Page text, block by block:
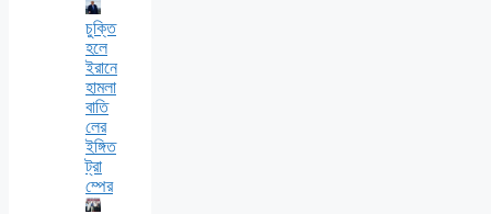
চুক্তি
হলে
ইরানে
হামলা
বাতি
লের
ইঙ্গিত
ট্রা
ম্পের